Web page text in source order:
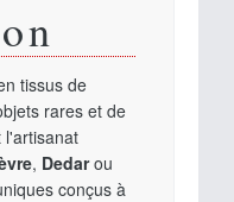
tissus de
rares et de
l'artisanat
, Dedarou
conçus à